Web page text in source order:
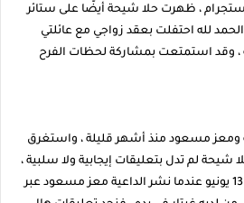
، ظهرت حلا شيحة أيضًا على ستائر
لله احتفلت بعقد زواجي مع عائلتي
، وقد استمتعت بمشاركة لحظات الفرح
مسعود منذ أشهر قليلة ، واستغرق
شيحة لم تدل بتعليقات إيجابية ولا سلبية ،
لكن قصة حبهما ظهرت في 13 يونيو عندما نشر الداعية معز مسعود عبر